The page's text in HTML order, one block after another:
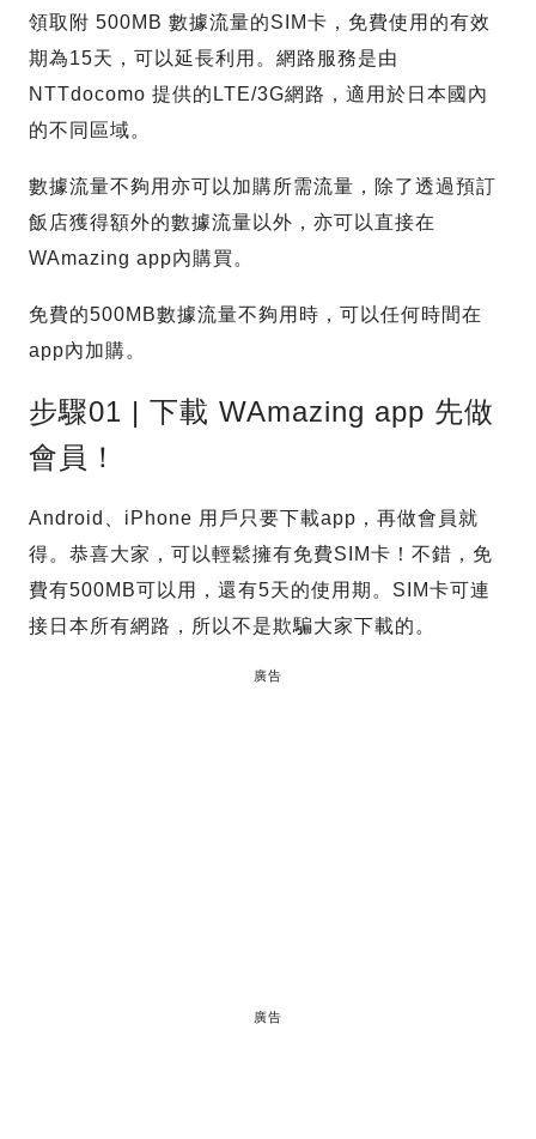
領取附 500MB 數據流量的SIM卡，免費使用的有效
期為15天，可以延長利用。網路服務是由
NTTdocomo 提供的LTE/3G網路，適用於日本國內
的不同區域。
數據流量不夠用亦可以加購所需流量，除了透過預訂
飯店獲得額外的數據流量以外，亦可以直接在
WAmazing app內購買。
免費的500MB數據流量不夠用時，可以任何時間在
app內加購。
步驟01 | 下載 WAmazing app 先做
會員！
Android、iPhone 用戶只要下載app，再做會員就
得。恭喜大家，可以輕鬆擁有免費SIM卡！不錯，免
費有500MB可以用，還有5天的使用期。SIM卡可連
接日本所有網路，所以不是欺騙大家下載的。
廣告
廣告